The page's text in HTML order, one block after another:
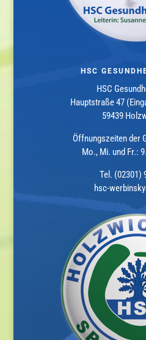
HSC
HSC
Hauptstraße 47
59439
Öffnungszeiten der
Mo., Mi. und Fr.:
Tel. (02301)
hsc-